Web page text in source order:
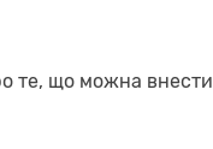
те, що можна внести